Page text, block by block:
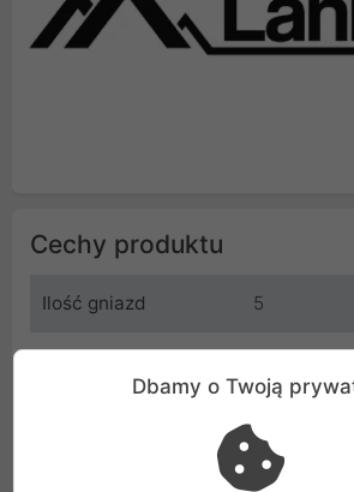
Cechy produktu
Ilość gniazd 5
10 A
Dbamy o Twoją